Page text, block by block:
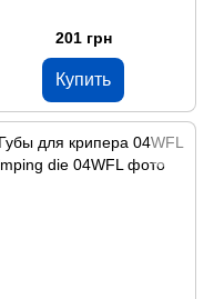
201 грн
Купить